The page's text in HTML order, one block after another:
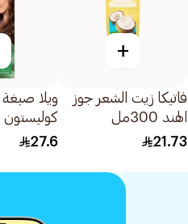
+
فاتيكا زيت الشعر جوز
الهند 300مل
21.73
ويلا
كوليستون
27.6